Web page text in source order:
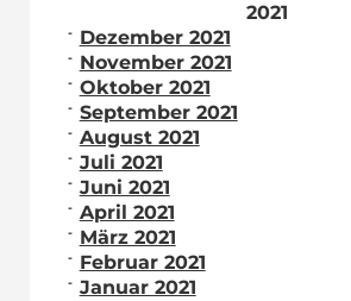
2021
Dezember 2021
November 2021
Oktober 2021
September 2021
August 2021
Juli 2021
Juni 2021
April 2021
März 2021
Februar 2021
Januar 2021